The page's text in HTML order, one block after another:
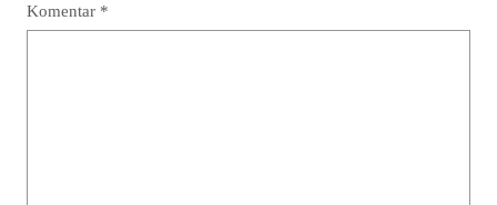
Komentar *